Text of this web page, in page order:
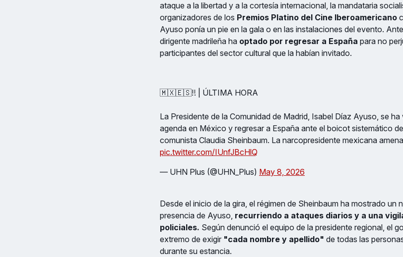
ataque a la libertad y a la cortesía internacional, la mandataria
organizadores de los Premios Platino del Cine Iberoamericano
Ayuso ponía un pie en la gala o en las instalaciones del evento.
dirigente madrileña ha optado por regresar a España para no
participantes del sector cultural que la habían invitado.
🇲🇽🇪🇸‼️ | ÚLTIMA HORA
La Presidente de la Comunidad de Madrid, Isabel Díaz Ayuso, se
agenda en México y regresar a España ante el boicot sistemático
comunista Claudia Sheinbaum. La narcopresidente mexicana
pic.twitter.com/IUnfJBcHlQ
— UHN Plus (@UHN_Plus) May 8, 2026
Desde el inicio de la gira, el régimen de Sheinbaum ha mostrado un
presencia de Ayuso, recurriendo a ataques diarios y a una
policiales. Según denunció el equipo de la presidente regional, el
extremo de exigir "cada nombre y apellido" de todas las
durante su estancia.